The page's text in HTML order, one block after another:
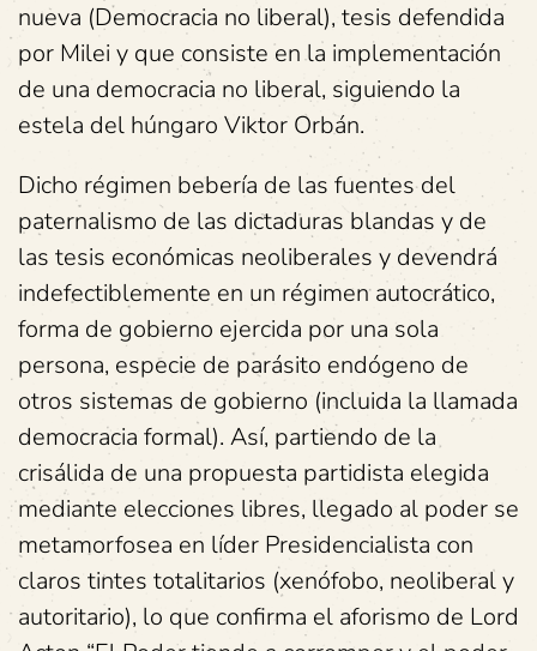
nueva (Democracia no liberal), tesis defendida
por Milei y que consiste en la implementación
de una democracia no liberal, siguiendo la
estela del húngaro Viktor Orbán.
Dicho régimen bebería de las fuentes del
paternalismo de las dictaduras blandas y de
las tesis económicas neoliberales y devendrá
indefectiblemente en un régimen autocrático,
forma de gobierno ejercida por una sola
persona, especie de parásito endógeno de
otros sistemas de gobierno (incluida la llamada
democracia formal). Así, partiendo de la
crisálida de una propuesta partidista elegida
mediante elecciones libres, llegado al poder se
metamorfosea en líder Presidencialista con
claros tintes totalitarios (xenófobo, neoliberal y
autoritario), lo que confirma el aforismo de Lord